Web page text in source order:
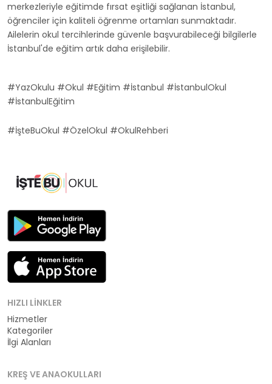
merkezleriyle eğitimde fırsat eşitliği sağlanan İstanbul,
öğrenciler için kaliteli öğrenme ortamları sunmaktadır.
Ailelerin okul tercihlerinde güvenle başvurabileceği bilgilerle
İstanbul'de eğitim artık daha erişilebilir.
#YazOkulu #Okul #Eğitim #İstanbul #İstanbulOkul
#İstanbulEğitim
#İşteBuOkul #ÖzelOkul #OkulRehberi
HIZLI LINKLER
Hizmetler
Kategoriler
İlgi Alanları
KREŞ VE ANAOKULLARI